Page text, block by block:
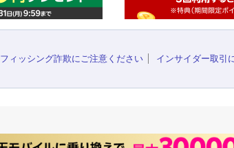
フィッシング詐欺にご注意ください インサイダー取引